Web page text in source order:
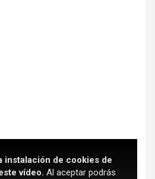
instalación de cookies de
vídeo. Al aceptar podrás